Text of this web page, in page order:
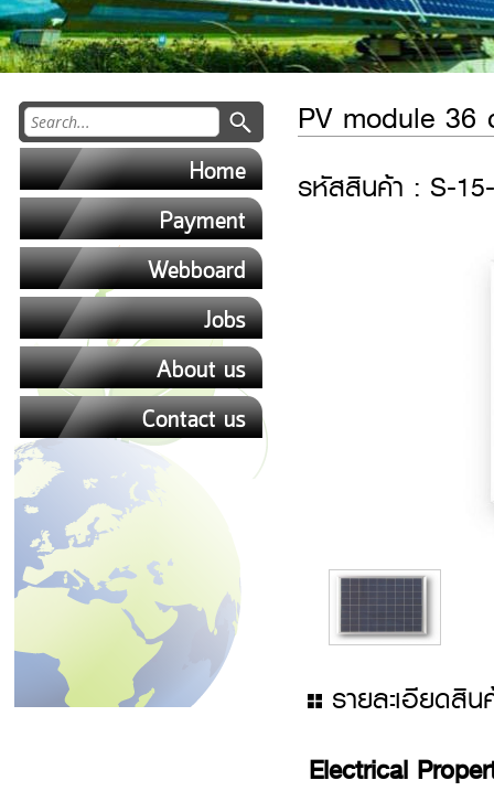
Home
Payment
Webboard
Jobs
About us
Contact us
PV module
รหัสสินค้า : S-
รายละเอียดสิน
Electrical